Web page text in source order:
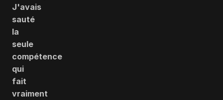
J'avais
sauté
la
seule
compétence
qui
fait
vraiment